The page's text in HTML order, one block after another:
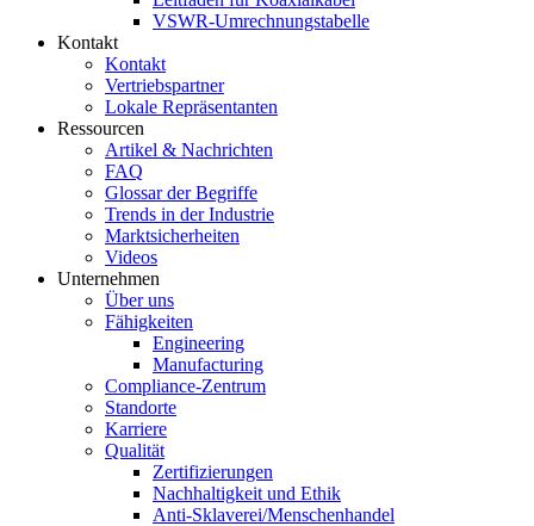
VSWR-Umrechnungstabelle
Kontakt
Kontakt
Vertriebspartner
Lokale Repräsentanten
Ressourcen
Artikel & Nachrichten
FAQ
Glossar der Begriffe
Trends in der Industrie
Marktsicherheiten
Videos
Unternehmen
Über uns
Fähigkeiten
Engineering
Manufacturing
Compliance-Zentrum
Standorte
Karriere
Qualität
Zertifizierungen
Nachhaltigkeit und Ethik
Anti-Sklaverei/Menschenhandel